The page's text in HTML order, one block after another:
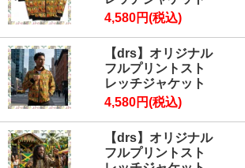
4,580円(税込)
【drs】オリジナル
フルプリントスト
レッチジャケット
4,580円(税込)
【drs】オリジナル
フルプリントスト